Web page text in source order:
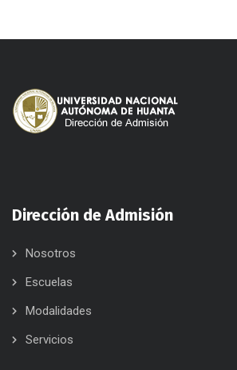
Dirección de Admisión
Nosotros
Escuelas
Modalidades
Servicios